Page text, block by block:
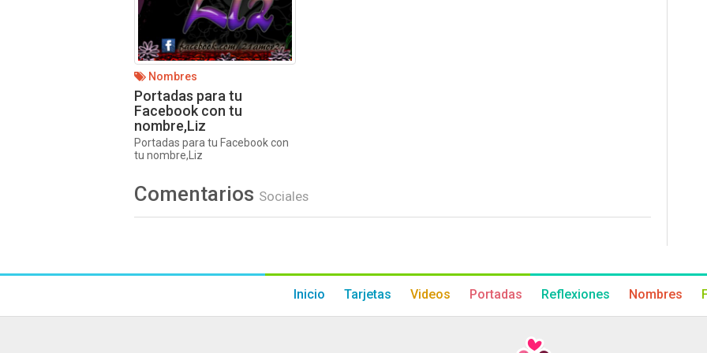
Nombres
Portadas para tu
Facebook con tu
nombre,Liz
Portadas para tu Facebook con
tu nombre,Liz
Comentarios Sociales
Inicio Tarjetas Videos Portadas Reflexiones Nombres